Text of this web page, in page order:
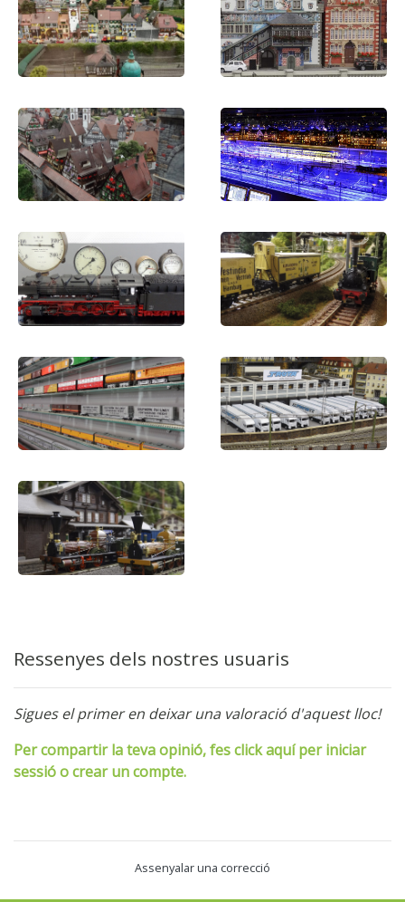
Ressenyes dels nostres usuaris
Sigues el primer en deixar una valoració d'aquest lloc!
Per compartir la teva opinió, fes click aquí per iniciar
sessió o crear un compte.
Assenyalar una correcció